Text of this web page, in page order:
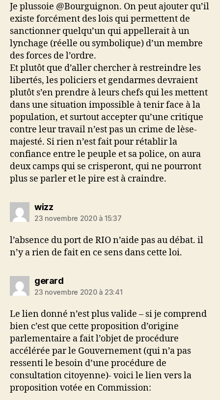
Je plussoie @Bourguignon. On peut ajouter qu’il
existe forcément des lois qui permettent de
sanctionner quelqu’un qui appellerait à un
lynchage (réelle ou symbolique) d’un membre
des forces de l’ordre.
Et plutôt que d’aller chercher à restreindre les
libertés, les policiers et gendarmes devraient
plutôt s’en prendre à leurs chefs qui les mettent
dans une situation impossible à tenir face à la
population, et surtout accepter qu’une critique
contre leur travail n’est pas un crime de lèse-
majesté. Si rien n’est fait pour rétablir la
confiance entre le peuple et sa police, on aura
deux camps qui se crisperont, qui ne pourront
plus se parler et le pire est à craindre.
wizzdit :
23 novembre 2020 à 15:37
l’absence du port de RIO n’aide pas au débat. il
n’y a rien de fait en ce sens dans cette loi.
gerarddit :
23 novembre 2020 à 23:41
Le lien donné n’est plus valide – si je comprend
bien c’est que cette proposition d’origine
parlementaire a fait l’objet de procédure
accélérée par le Gouvernement (qui n’a pas
ressenti le besoin d’une procédure de
consultation citoyenne)- voici le lien vers la
proposition votée en Commission: